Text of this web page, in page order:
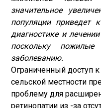
значительное
популяции приведет
диагностике и
поскольку
заболеванию.
Ограниченный доступ
сельской местности
проблему для
ретинопатии из -за